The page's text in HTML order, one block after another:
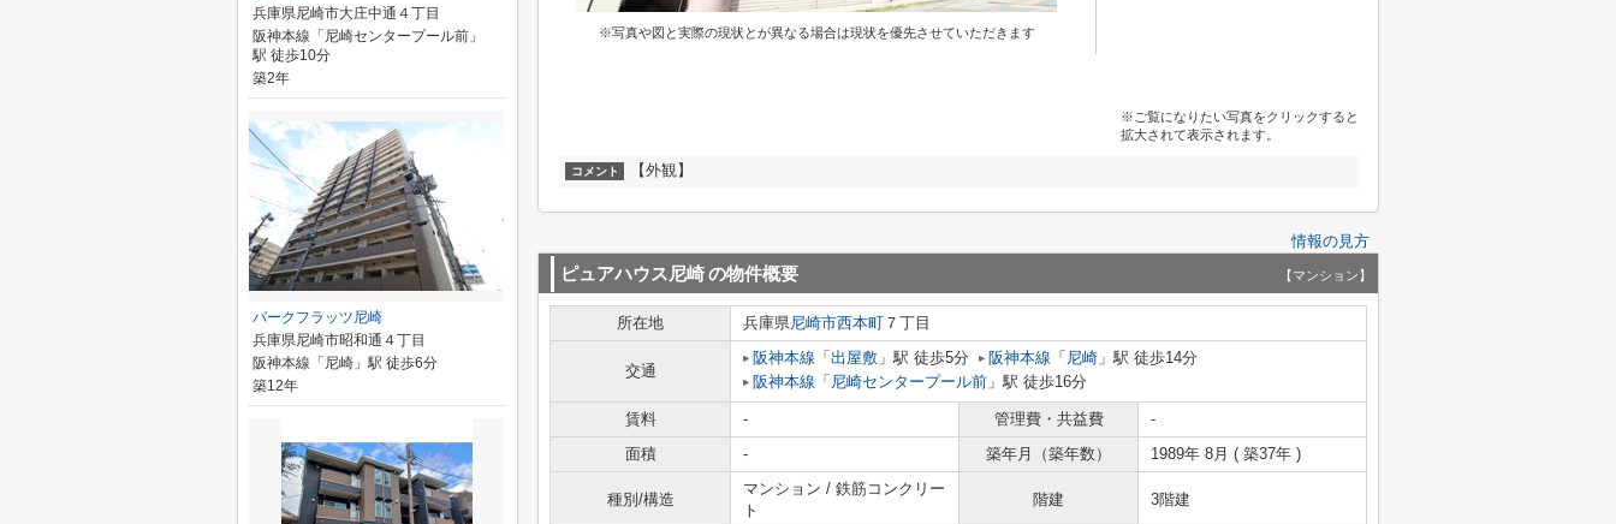
※写真や図と実際の現状とが異なる場合は現状を優先させていただきます
※ご覧になりたい写真をクリックすると
拡大されて表示されます。
コメント 【外観】
情報の見方
ピュアハウス尼崎の物件概要 【マンション】
所在地 兵庫県尼崎市西本町 ７丁目
交通
阪神本線 「 出屋敷 」駅 徒歩5分 阪神本線 「 尼崎 」駅 徒歩14分
阪神本線 「 尼崎センタープール前 」駅 徒歩16分
賃料 - 管理費・共益費
-
面積
- 築年月（築年数） 1989年 8月 ( 築37年 )
種別/構造
マンション / 鉄筋コンクリー
ト
階建 3階建
兵庫県尼崎市大庄中通４丁目
阪神本線「尼崎センタープール前」
駅 徒歩10分
築2年
パークフラッツ尼崎
兵庫県尼崎市昭和通４丁目
阪神本線「尼崎」駅 徒歩6分
築12年